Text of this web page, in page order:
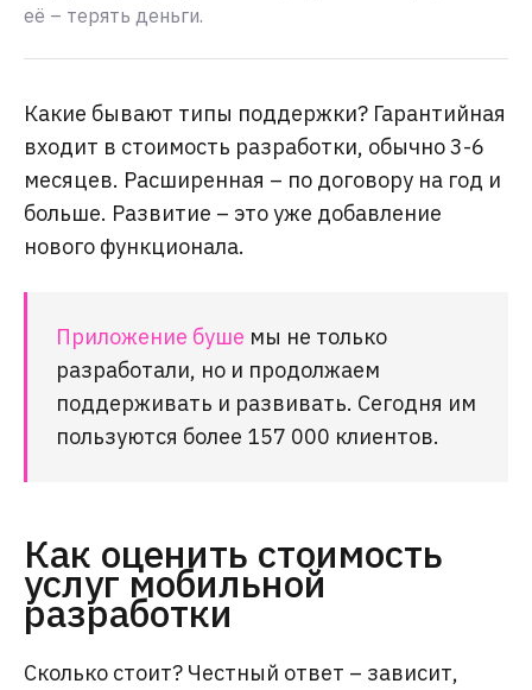
её – терять деньги.
Какие бывают типы поддержки? Гарантийная
входит в стоимость разработки, обычно 3-6
месяцев. Расширенная – по договору на год и
больше. Развитие – это уже добавление
нового функционала.
Приложение буше мы не только
разработали, но и продолжаем
поддерживать и развивать. Сегодня им
пользуются более 157 000 клиентов.
Как оценить стоимость
услуг мобильной
разработки
Сколько стоит? Честный ответ – зависит,